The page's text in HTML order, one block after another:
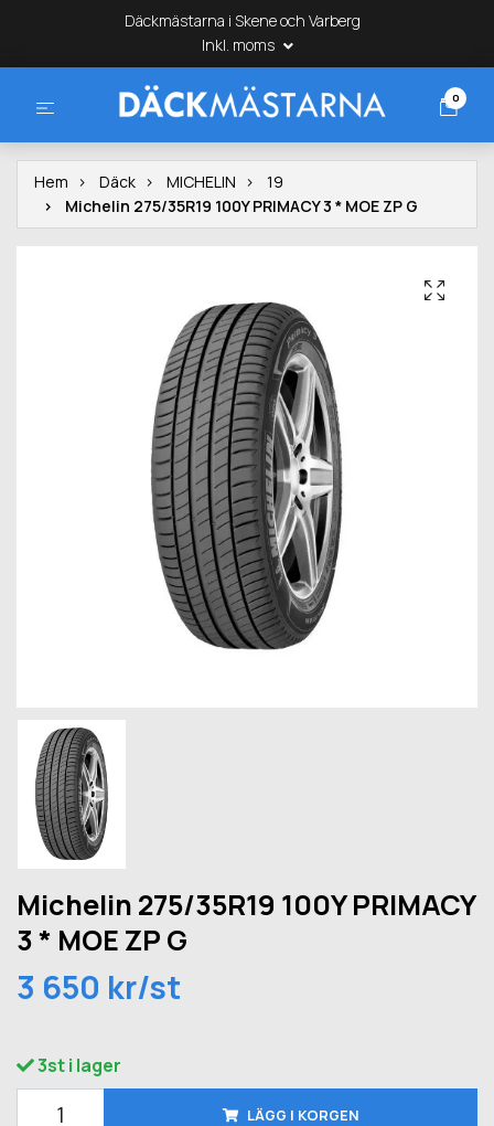
Däckmästarna i Skene och Varberg
Inkl. moms
0
Hem Däck MICHELIN
19
Michelin 275/35R19 100Y PRIMACY 3 * MOE ZP G
Michelin 275/35R19 100Y PRIMACY
3 * MOE ZP G
3 650 kr/st
3st i lager
LÄGG I KORGEN